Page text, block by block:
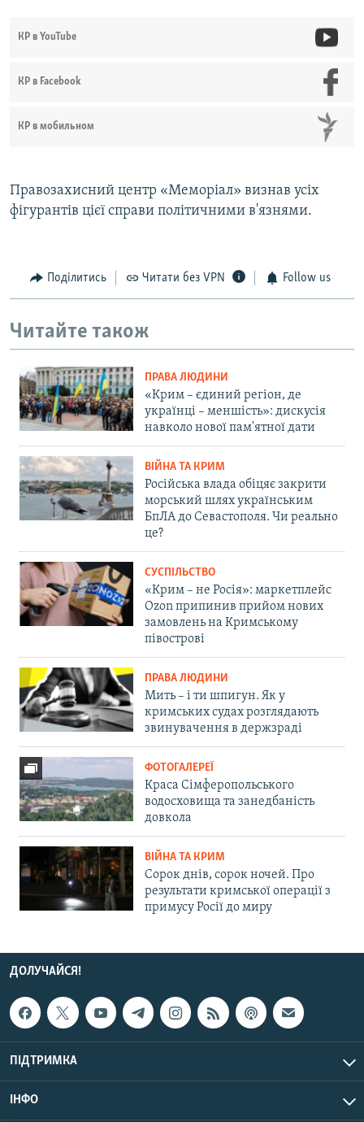
КР в YouTube
КР в Facebook
КР в мобильном
Правозахисний центр «Меморіал» визнав усіх
фігурантів цієї справи політичними в'язнями.
Поділитись Читати без VPN Follow us
Читайте також
ПРАВА ЛЮДИНИ
«Крим – єдиний регіон, де
українці – меншість»: дискусія
навколо нової пам'ятної дати
ВІЙНА ТА КРИМ
Російська влада обіцяє закрити
морський шлях українським
БпЛА до Севастополя. Чи реально
це?
СУСПІЛЬСТВО
«Крим – не Росія»: маркетплейс
Ozon припинив прийом нових
замовлень на Кримському
півострові
ПРАВА ЛЮДИНИ
Мить – і ти шпигун. Як у
кримських судах розглядають
звинувачення в держзраді
ФОТОГАЛЕРЕЇ
Краса Сімферопольського
водосховища та занедбаність
довкола
ВІЙНА ТА КРИМ
Сорок днів, сорок ночей. Про
результати кримської операції з
примусу Росії до миру
ДОЛУЧАЙСЯ!
ПІДТРИМКА
ІНФО